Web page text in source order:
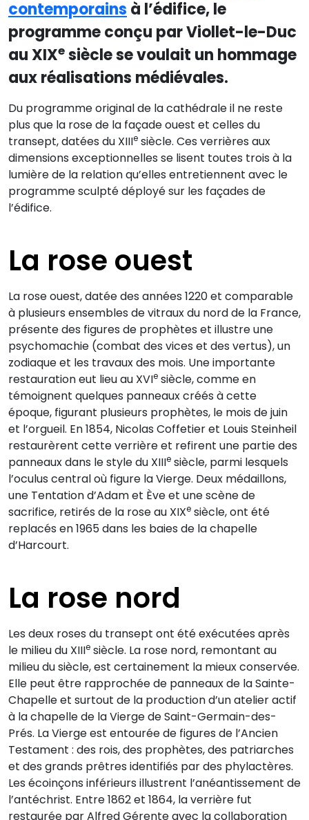
contemporains à l’édifice, le
programme conçu par Viollet-le-Duc
au XIXe siècle se voulait un hommage
aux réalisations médiévales.
Du programme original de la cathédrale il ne reste
plus que la rose de la façade ouest et celles du
transept, datées du XIIIe siècle. Ces verrières aux
dimensions exceptionnelles se lisent toutes trois à la
lumière de la relation qu’elles entretiennent avec le
programme sculpté déployé sur les façades de
l’édifice.
La rose ouest
La rose ouest, datée des années 1220 et comparable
à plusieurs ensembles de vitraux du nord de la France,
présente des figures de prophètes et illustre une
psychomachie (combat des vices et des vertus), un
zodiaque et les travaux des mois. Une importante
restauration eut lieu au XVIe siècle, comme en
témoignent quelques panneaux créés à cette
époque, figurant plusieurs prophètes, le mois de juin
et l’orgueil. En 1854, Nicolas Coffetier et Louis Steinheil
restaurèrent cette verrière et refirent une partie des
panneaux dans le style du XIIIe siècle, parmi lesquels
l’oculus central où figure la Vierge. Deux médaillons,
une Tentation d’Adam et Ève et unescène de
sacrifice, retirés de la rose au XIXe siècle, ont été
replacés en 1965 dans les baies de la chapelle
d’Harcourt.
La rose nord
Les deux roses du transept ont été exécutées après
le milieu du XIIIe siècle. La rose nord, remontant au
milieu du siècle, est certainement la mieux conservée.
Elle peut être rapprochée de panneaux de la Sainte-
Chapelle et surtout de la production d’un atelier actif
à la chapelle de la Vierge de Saint-Germain-des-
Prés. La Vierge est entourée de figures de l’Ancien
Testament : des rois, des prophètes, des patriarches
et des grands prêtres identifiés par des phylactères.
Les écoinçons inférieurs illustrent l’anéantissement de
l’antéchrist. Entre 1862 et 1864, la verrière fut
restaurée par Alfred Gérente avec la collaboration